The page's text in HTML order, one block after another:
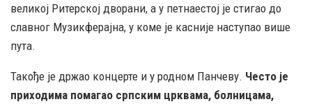
великој Ритерској дворани, а у петнаестој је стигао до
славног Музикферајна, у коме је касније наступао више
пута.
Такође је држао концерте и у родном Панчеву. Често је
приходима помагао српским црквама, болницама,